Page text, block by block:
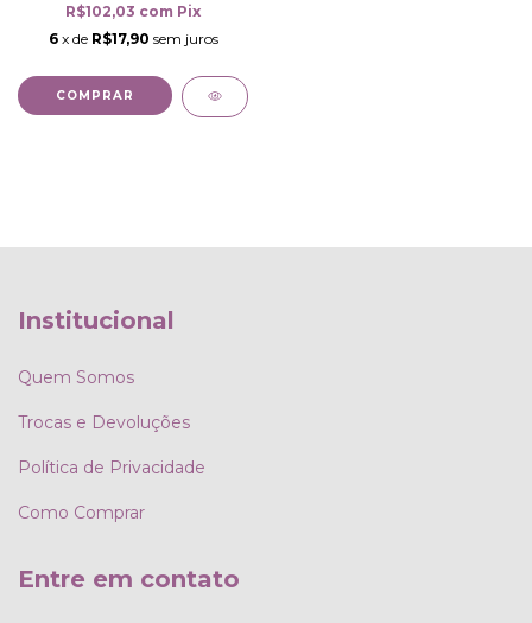
R$102,03 com Pix
6 x de R$17,90 sem juros
COMPRAR
Institucional
Quem Somos
Trocas e Devoluções
Política de Privacidade
Como Comprar
Entre em contato